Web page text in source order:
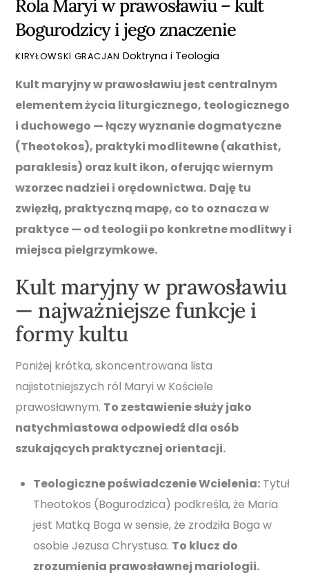
Rola Maryi w prawosławiu – kult
Bogurodzicy i jego znaczenie
KIRYŁOWSKI GRACJAN Doktryna i Teologia
Kult maryjny w prawosławiu jest centralnym
elementem życia liturgicznego, teologicznego
i duchowego — łączy wyznanie dogmatyczne
(Theotokos), praktyki modlitewne (akathist,
paraklesis) oraz kult ikon, oferując wiernym
wzorzec nadziei i orędownictwa. Daję tu
zwięzłą, praktyczną mapę, co to oznacza w
praktyce — od teologii po konkretne modlitwy i
miejsca pielgrzymkowe.
Kult maryjny w prawosławiu
— najważniejsze funkcje i
formy kultu
Poniżej krótka, skoncentrowana lista
najistotniejszych ról Maryi w Kościele
prawosławnym. To zestawienie służy jako
natychmiastowa odpowiedź dla osób
szukających praktycznej orientacji.
Teologiczne poświadczenie Wcielenia: Tytuł
Theotokos (Bogurodzica) podkreśla, że Maria
jest Matką Boga w sensie, że zrodziła Boga w
osobie Jezusa Chrystusa. To klucz do
zrozumienia prawosławnej mariologii.